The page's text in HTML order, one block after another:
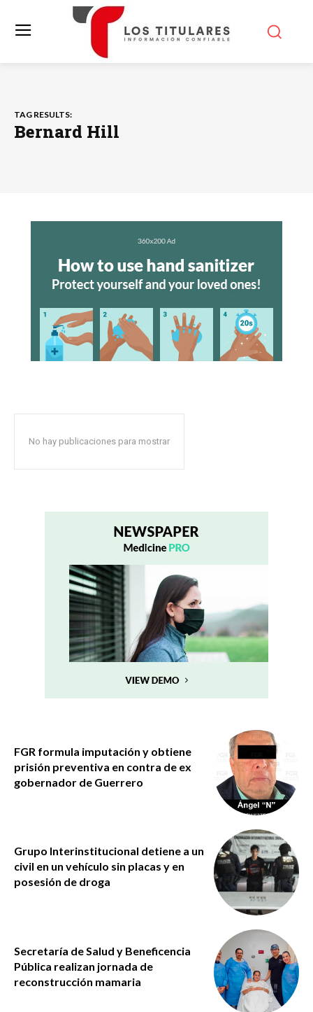
TAG RESULTS:
Bernard Hill
No hay publicaciones para mostrar
FGR formula imputación y obtiene
prisión preventiva en contra de ex
gobernador de Guerrero
Grupo Interinstitucional detiene a un
civil en un vehículo sin placas y en
posesión de droga
Secretaría de Salud y Beneficencia
Pública realizan jornada de
reconstrucción mamaria